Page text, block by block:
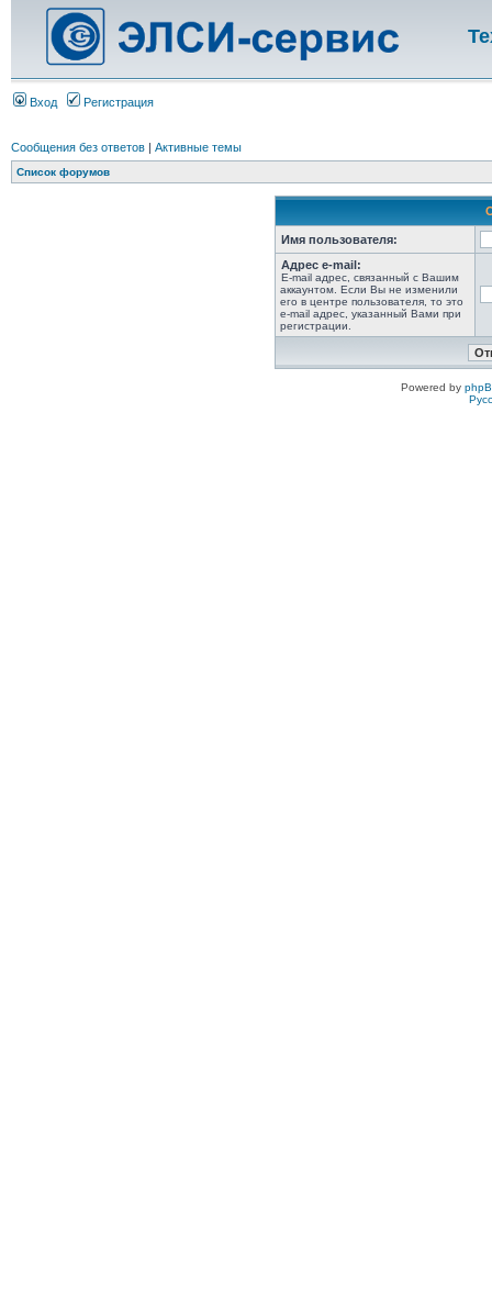
Вход Регистрация
Сообщения без ответов | Активные темы
Список форумов
Имя пользователя:
Адрес e-mail:
E-mail адрес, связанный с Вашим
аккаунтом. Если Вы не изменили
его в центре пользователя, то это
e-mail адрес, указанный Вами при
регистрации.
Powered by